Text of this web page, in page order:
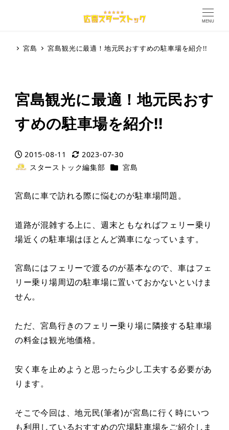
MENU
宮島 宮島観光に最適！地元民おすすめの駐車場を紹介!!
宮島観光に最適！地元民おす
すめの駐車場を紹介!!
投稿日
2015-08-11
更新日
2023-07-30
著
スターストック編集部 カテゴリー
宮島
宮島に車で訪れる際に悩むのが駐車場問題。
道路が混雑する上に、週末ともなればフェリー乗り
場近くの駐車場はほとんど満車になっています。
宮島にはフェリーで渡るのが基本なので、車はフェ
リー乗り場周辺の駐車場に置いておかないといけま
せん。
ただ、宮島行きのフェリー乗り場に隣接する駐車場
の料金は観光地価格。
安く車を止めようと思ったら少し工夫する必要があ
ります。
そこで今回は、地元民(筆者)が宮島に行く時にいつ
も利用しているおすすめの穴場駐車場をご紹介しま